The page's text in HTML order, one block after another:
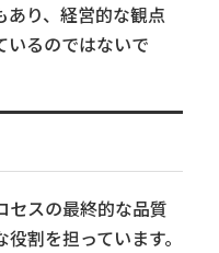
あり、経営的な観点
いるのではないで
セスの最終的な品質
割を担っています。